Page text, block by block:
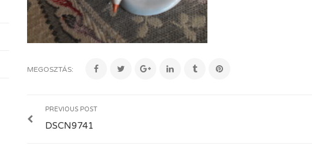
MEGOSZTÁS:
PREVIOUS POST
DSCN9741